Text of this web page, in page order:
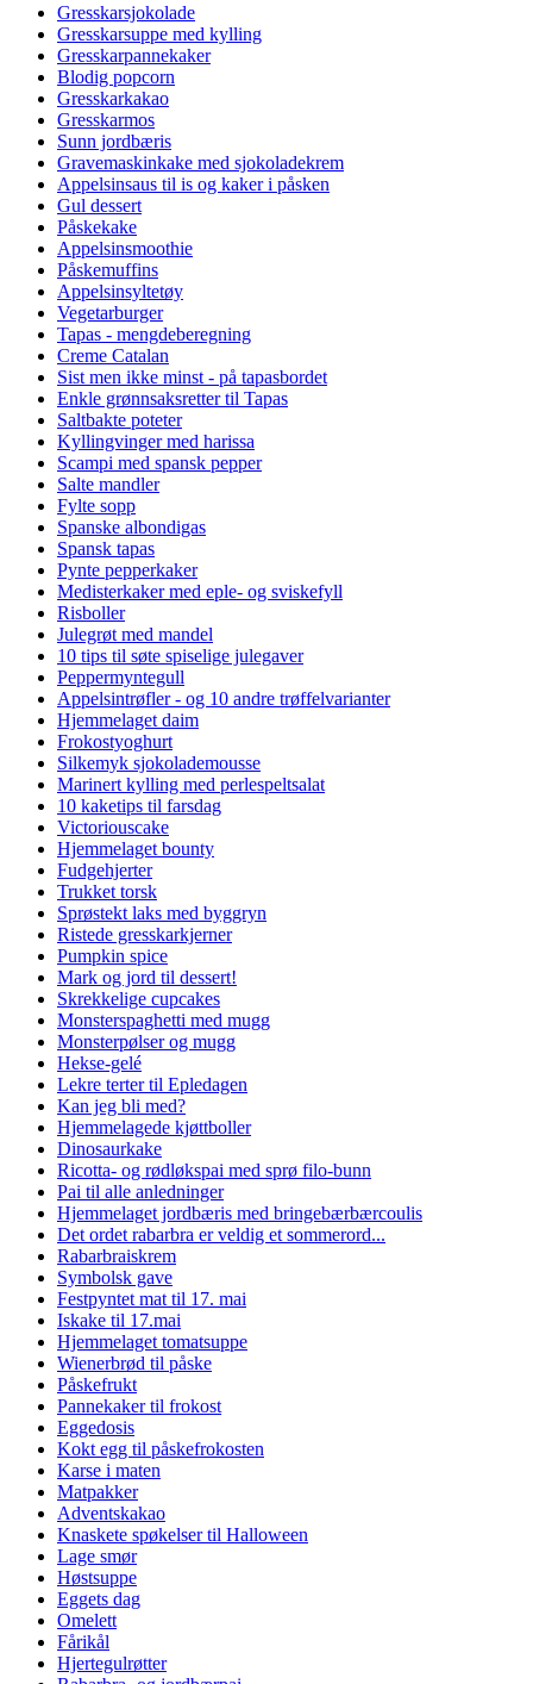
Gresskarsjokolade
Gresskarsuppe med kylling
Gresskarpannekaker
Blodig popcorn
Gresskarkakao
Gresskarmos
Sunn jordbæris
Gravemaskinkake med sjokoladekrem
Appelsinsaus til is og kaker i påsken
Gul dessert
Påskekake
Appelsinsmoothie
Påskemuffins
Appelsinsyltetøy
Vegetarburger
Tapas - mengdeberegning
Creme Catalan
Sist men ikke minst - på tapasbordet
Enkle grønnsaksretter til Tapas
Saltbakte poteter
Kyllingvinger med harissa
Scampi med spansk pepper
Salte mandler
Fylte sopp
Spanske albondigas
Spansk tapas
Pynte pepperkaker
Medisterkaker med eple- og sviskefyll
Risboller
Julegrøt med mandel
10 tips til søte spiselige julegaver
Peppermyntegull
Appelsintrøfler - og 10 andre trøffelvarianter
Hjemmelaget daim
Frokostyoghurt
Silkemyk sjokolademousse
Marinert kylling med perlespeltsalat
10 kaketips til farsdag
Victoriouscake
Hjemmelaget bounty
Fudgehjerter
Trukket torsk
Sprøstekt laks med byggryn
Ristede gresskarkjerner
Pumpkin spice
Mark og jord til dessert!
Skrekkelige cupcakes
Monsterspaghetti med mugg
Monsterpølser og mugg
Hekse-gelé
Lekre terter til Epledagen
Kan jeg bli med?
Hjemmelagede kjøttboller
Dinosaurkake
Ricotta- og rødløkspai med sprø filo-bunn
Pai til alle anledninger
Hjemmelaget jordbæris med bringebærbærcoulis
Det ordet rabarbra er veldig et sommerord...
Rabarbraiskrem
Symbolsk gave
Festpyntet mat til 17. mai
Iskake til 17.mai
Hjemmelaget tomatsuppe
Wienerbrød til påske
Påskefrukt
Pannekaker til frokost
Eggedosis
Kokt egg til påskefrokosten
Karse i maten
Matpakker
Adventskakao
Knaskete spøkelser til Halloween
Lage smør
Høstsuppe
Eggets dag
Omelett
Fårikål
Hjertegulrøtter